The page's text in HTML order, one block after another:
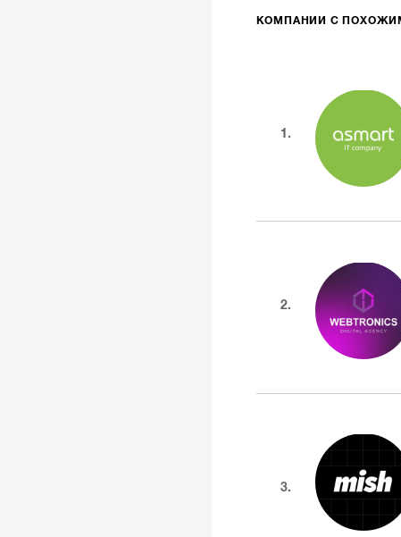
КОМПАНИИ С
1.
2.
3.